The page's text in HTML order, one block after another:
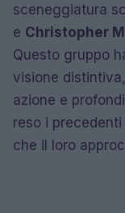
sceneggiatura
e Christopher
Questo gruppo
visione
azione e
reso i
che il loro